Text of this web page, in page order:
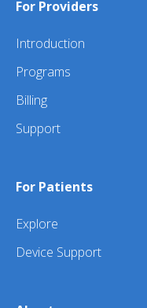
For Providers
Introduction
Programs
Billing
Support
For Patients
Explore
Device Support